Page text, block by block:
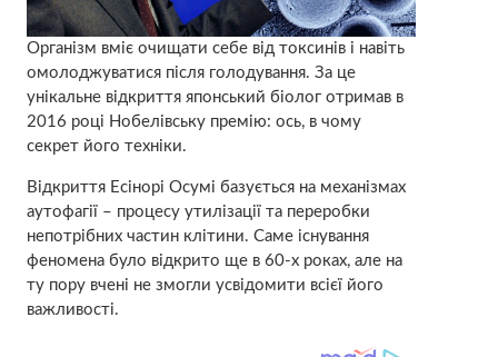
Організм вміє очищати себе від токсинів і навіть
омолоджуватися після голодування. За це
унікальне відкриття японський біолог отримав в
2016 році Нобелівську премію: ось, в чому
секрет його техніки.
Відкриття Есінорі Осумі базується на механізмах
аутофагії – процесу утилізації та переробки
непотрібних частин клітини. Саме існування
феномена було відкрито ще в 60-х роках, але на
ту пору вчені не змогли усвідомити всієї його
важливості.